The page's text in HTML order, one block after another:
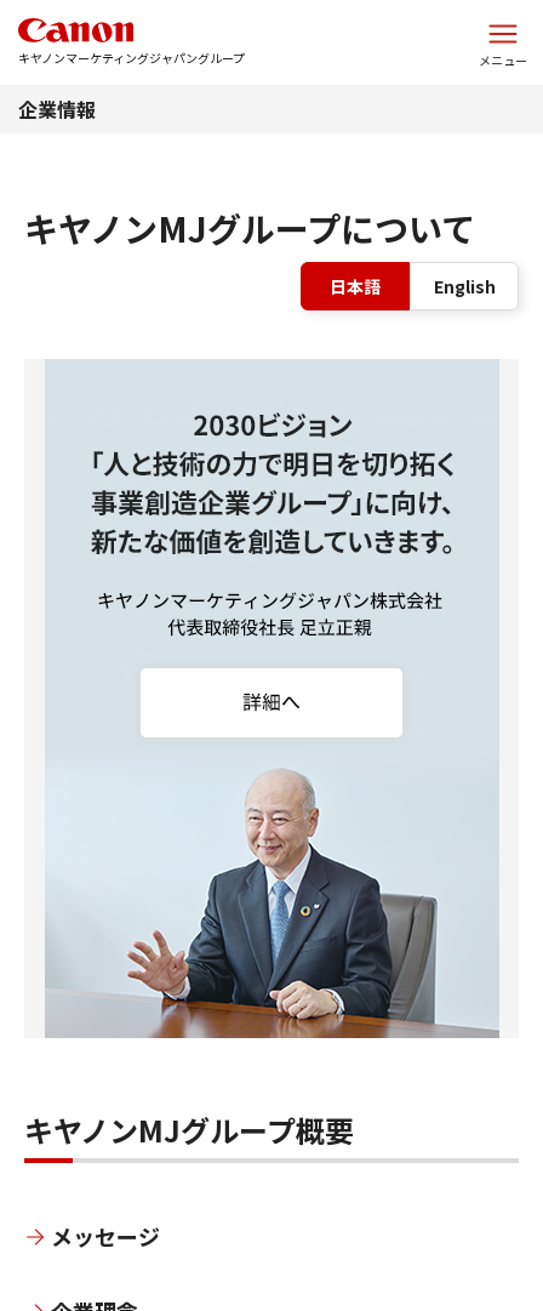
キヤノンマーケティングジャパングループ メニュー
企業情報
キヤノンMJグループについて
日本語 English
キヤノンMJグループ概要
メッセージ